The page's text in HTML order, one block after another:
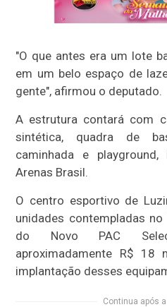
"O que antes era um lote
em um belo espaço de
gente", afirmou o deputado.
A estrutura contará com
sintética, quadra de
caminhada e
Arenas Brasil.
O centro esportivo de
unidades contempladas
do Novo PAC
aproximadamente R$ 18
implantação desses
Continua após